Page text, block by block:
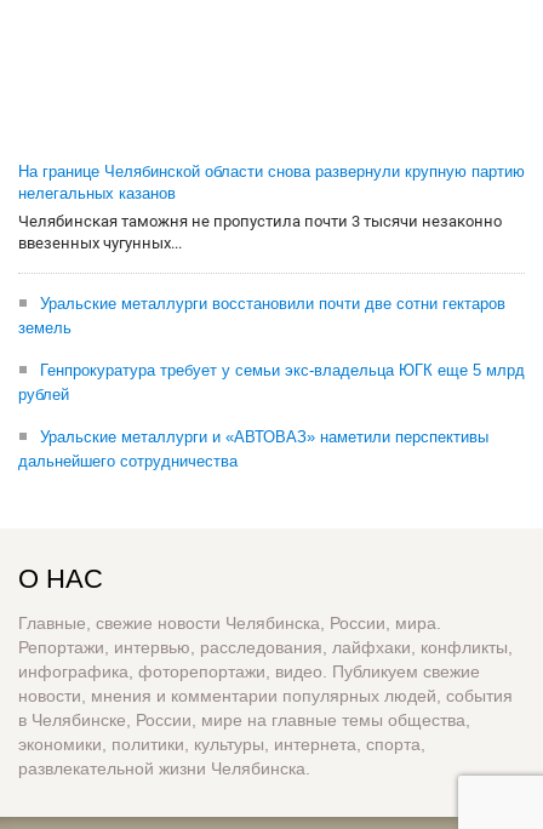
На границе Челябинской области снова развернули крупную партию
нелегальных казанов
Челябинская таможня не пропустила почти 3 тысячи незаконно
ввезенных чугунных...
Уральские металлурги восстановили почти две сотни гектаров
земель
Генпрокуратура требует у семьи экс-владельца ЮГК еще 5 млрд
рублей
Уральские металлурги и «АВТОВАЗ» наметили перспективы
дальнейшего сотрудничества
О НАС
Главные, свежие новости Челябинска, России, мира.
Репортажи, интервью, расследования, лайфхаки, конфликты,
инфографика, фоторепортажи, видео. Публикуем свежие
новости, мнения и комментарии популярных людей, события
в Челябинске, России, мире на главные темы общества,
экономики, политики, культуры, интернета, спорта,
развлекательной жизни Челябинска.